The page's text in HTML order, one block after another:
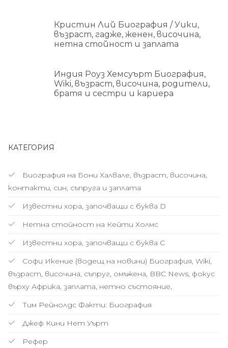
Кристин Лий Биография / Уики,
възраст, гадже, женен, височина,
нетна стойност и заплата
Индия Роуз Хемсуърт Биография,
Wiki, възраст, височина, родители,
братя и сестри и кариера
КАТЕГОРИЯ
Биография на Бони Халвале, възраст, височина,
контакти, син, съпруга и заплата
Известни хора, започващи с буква D
Нетна стойност на Кейти Холмс
Известни хора, започващи с буква С
Софи Икение (водещ на новини) Биография, Wiki,
възраст, височина, съпруг, омъжена, BBC News, фокус
върху Африка, заплата, нетно състояние,
Тим Рейнолдс Факти: Биография
Джеф Кини Нет Уърт
Рефер